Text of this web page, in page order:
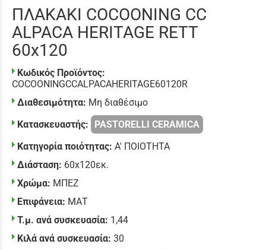
ΠΛΑΚΑΚΙ COCOONING CC
ALPACA HERITAGE RETT
60x120
Κωδικός Προϊόντος:
COCOONINGCCALPACAHERITAGE60120R
Διαθεσιμότητα: Μη διαθέσιμο
Κατασκευαστής:
PASTORELLI CERAMICA
Κατηγορία ποιότητας: Α' ΠΟΙΟΤΗΤΑ
Διάσταση: 60x120εκ.
Χρώμα: ΜΠΕΖ
Επιφάνεια: ΜΑΤ
Τ.μ. ανά συσκευασία: 1,44
Κιλά ανά συσκευασία: 30